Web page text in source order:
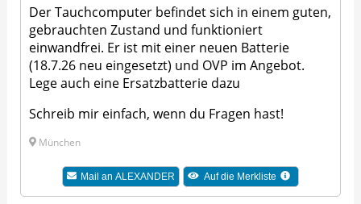
Der Tauchcomputer befindet sich in einem guten,
gebrauchten Zustand und funktioniert
einwandfrei. Er ist mit einer neuen Batterie
(18.7.26 neu eingesetzt) und OVP im Angebot.
Lege auch eine Ersatzbatterie dazu
Schreib mir einfach, wenn du Fragen hast!
München
Mail anALEXANDER Auf die Merkliste